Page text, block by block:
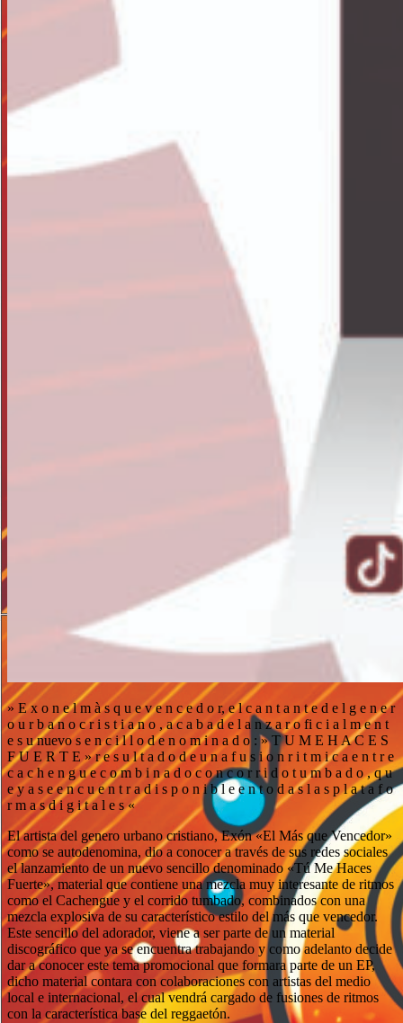
» E x o n e l m à s q u e v e n c e d o r, e l c a n t a n t e d e l g e n e r
o u r b a n o c r i s t i a n o , a c a b a d e l a n z a r o fi c i a l m e n t
e s u nuevo s e n c i l l o d e n o m i n a d o : » T U M E H A C E S
F U E R T E » r e s u l t a d o d e u n a f u s i o n r i t m i c a e n t r e
c a c h e n g u e c o m b i n a d o c o n c o r r i d o t u m b a d o , q u
e y a s e e n c u e n t r a d i s p o n i b l e e n t o d a s l a s p l a t a f o
r m a s d i g i t a l e s «
El artista del genero urbano cristiano, Exón «El Más que Vencedor»
como se autodenomina, dio a conocer a través de sus redes sociales
el lanzamiento de un nuevo sencillo denominado «Tú Me Haces
Fuerte», material que contiene una mezcla muy interesante de ritmos
como el Cachengue y el corrido tumbado, combinados con una
mezcla explosiva de su característico estilo del más que vencedor.
Este sencillo del adorador, viene a ser parte de un material
discográfico que ya se encuentra trabajando y como adelanto decide
dar a conocer este tema promocional que formara parte de un EP,
dicho material contara con colaboraciones con artistas del medio
local e internacional, el cual vendrá cargado de fusiones de ritmos
con la característica base del reggaetón.